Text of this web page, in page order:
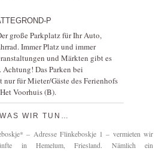
große Parkplatz für Ihr Auto,
Immer Platz und immer
und Märkten gibt es
Das Parken bei
für Mieter/Gäste des Ferienhofs
Voorhuis (B).
WAS WIR TUN…
– Adresse Flinkeboskje 1 – vermieten wir
in Hemelum, Friesland. Nämlich ein